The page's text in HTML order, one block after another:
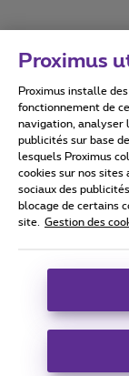
Conditions
Tous droits
Conditions
Coordonnées de
Boulevard du Roi
Proximus
Proximus installe
fonctionnement de
navigation, analyser
publicités sur base
lesquels Proximus
cookies sur nos sites
sociaux des
blocage de certains
site.
Gestion des